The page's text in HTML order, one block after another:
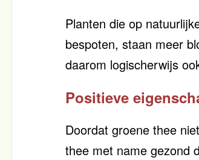
Planten die op
bespoten, staan meer
daarom logischerwijs
Positieve
Doordat groene thee
thee met name gezond